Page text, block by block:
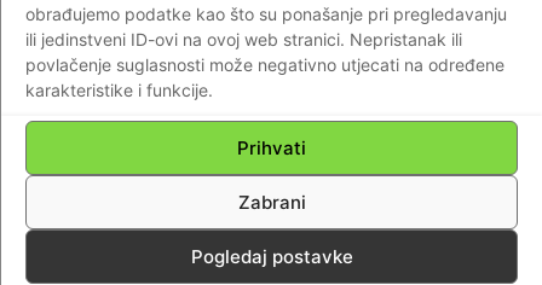
obrađujemo podatke kao što su ponašanje pri pregledavanju
ili jedinstveni ID-ovi na ovoj web stranici. Nepristanak ili
povlačenje suglasnosti može negativno utjecati na određene
karakteristike i funkcije.
Prihvati
Zabrani
Pogledaj postavke
SRAMOTNO MANIPULIRANJE: Osuđeni
hrvatski uznici ponajprije su bili vitezovi,
haški uznici, potom Prlić i ostali i na kraju
osuđena haška šestorka…
01.12.2017